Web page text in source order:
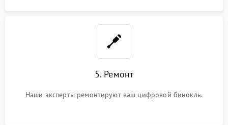
5. Ремонт
Наши эксперты ремонтируют ваш цифровой бинокль.